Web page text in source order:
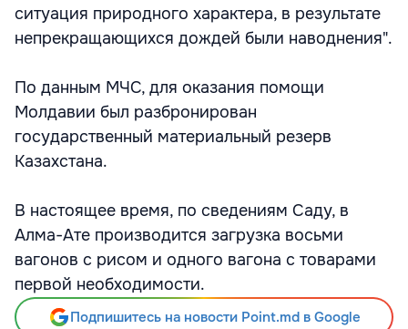
ситуация природного характера, в результате
непрекращающихся дождей были наводнения".
По данным МЧС, для оказания помощи
Молдавии был разбронирован
государственный материальный резерв
Казахстана.
В настоящее время, по сведениям Саду, в
Алма-Ате производится загрузка восьми
вагонов с рисом и одного вагона с товарами
первой необходимости.
Подпишитесь на новости Point.md в Google